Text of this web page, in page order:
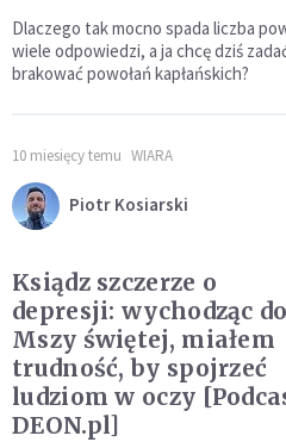
Dlaczego tak mocno spada liczba
wiele odpowiedzi, a ja chcę dziś
brakować powołań kapłańskich?
10 miesięcy temu WIARA
Piotr Kosiarski
Ksiądz szczerze o
depresji: wychodząc do
Mszy świętej, miałem
trudność, by spojrzeć
ludziom w oczy
DEON.pl]